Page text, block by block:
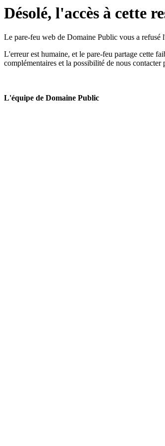
Désolé, l'accès à cette
Le pare-feu web de Domaine Public vous a refusé
L'erreur est humaine, et le pare-feu partage cette
complémentaires et la possibilité de nous
L'équipe de Domaine Public